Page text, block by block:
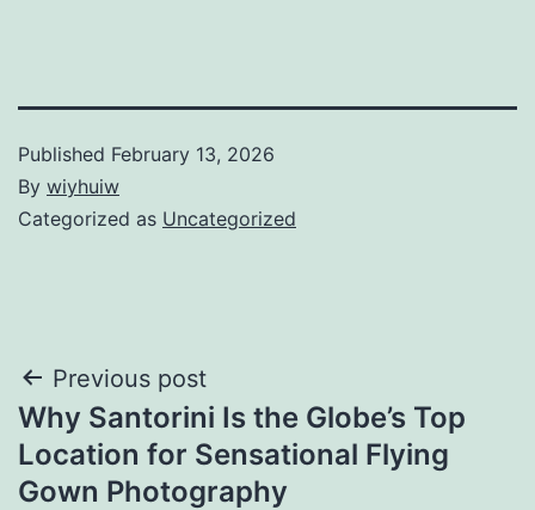
Published February 13, 2026
By wiyhuiw
Categorized as Uncategorized
Post
navigation
Previous post
Why Santorini Is the Globe’s Top
Location for Sensational Flying
Gown Photography